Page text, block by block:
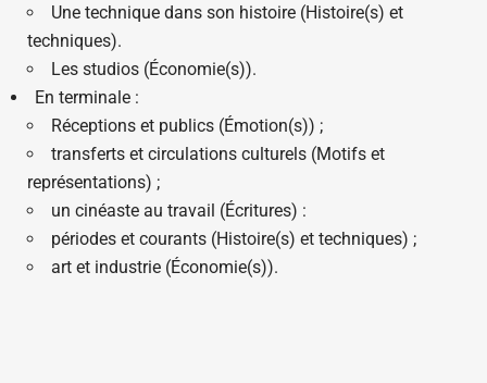
Une technique dans son histoire (Histoire(s) et
techniques).
Les studios (Économie(s)).
En terminale :
Réceptions et publics (Émotion(s)) ;
transferts et circulations culturels (Motifs et
représentations) ;
un cinéaste au travail (Écritures) :
périodes et courants (Histoire(s) et techniques) ;
art et industrie (Économie(s)).